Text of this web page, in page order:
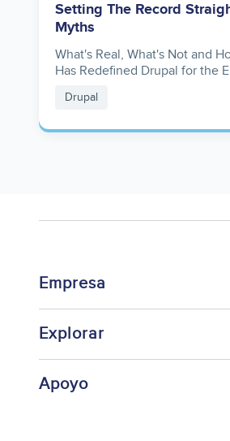
Setting The Record
Myths
What's Real, What's Not and
Has Redefined Drupal for the
Drupal
Empresa
Explorar
Apoyo